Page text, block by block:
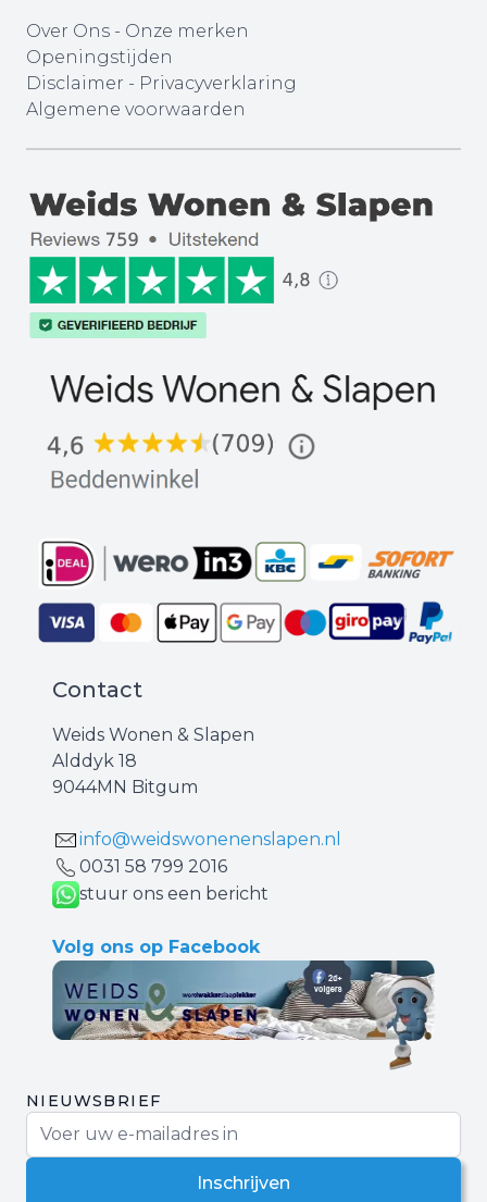
Over Ons - Onze merken
Openingstijden
Disclaimer - Privacyverklaring
Algemene voorwaarden
Contact
Weids Wonen & Slapen
Alddyk 18
9044MN Bitgum
info@weidswonenenslapen.nl
0031 ‪58 799 2016‬
stuur ons een bericht
Volg ons op Facebook
NIEUWSBRIEF
Inschrijven